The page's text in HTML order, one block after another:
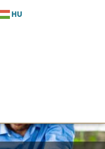
HU